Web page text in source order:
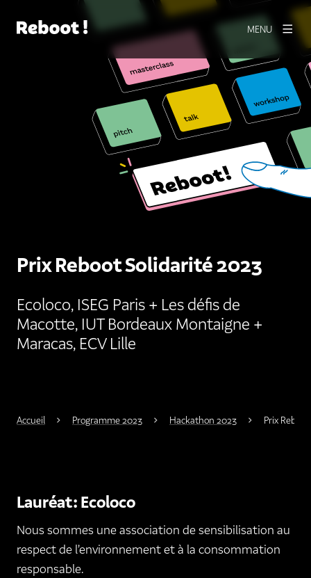
MENU
Prix Reboot Solidarité 2023
Ecoloco, ISEG Paris + Les défis de
Macotte, IUT Bordeaux Montaigne +
Maracas, ECV Lille
Accueil Programme 2023 Hackathon 2023 Prix
Lauréat : Ecoloco
Nous sommes une association de sensibilisation au
respect de l’environnement et à la consommation
responsable.